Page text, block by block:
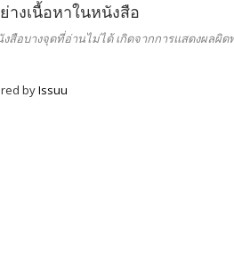
างเนื้อหาในหนังสือ
สือบางจุดที่อ่านไม่ได้ เกิดจากการแสดงผลผิ
byIssuu